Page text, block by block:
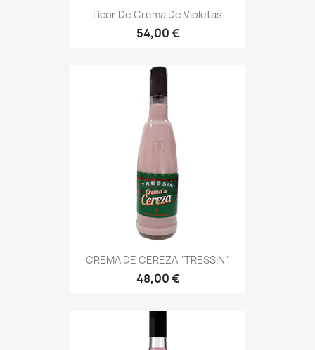
Licor De Crema De Violetas
54,00 €
CREMA DE CEREZA "TRESSIN"
48,00 €